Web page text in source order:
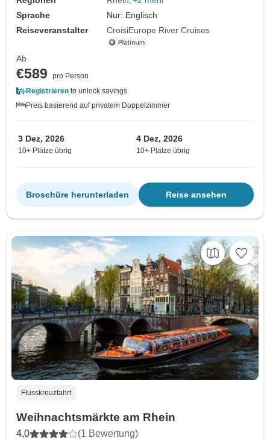
Sprache
Nur: Englisch
Reiseveranstalter
CroisiEurope River Cruises
Ab
€589
pro Person
Registrieren to unlock savings
Preis basierend auf privatem Doppelzimmer
3 Dez, 2026
10+ Plätze übrig
4 Dez, 2026
10+ Plätze übrig
Reise ansehen
Broschüre herunterladen
Flusskreuzfahrt
Weihnachtsmärkte am Rhein
4,0 (1 Bewertung)